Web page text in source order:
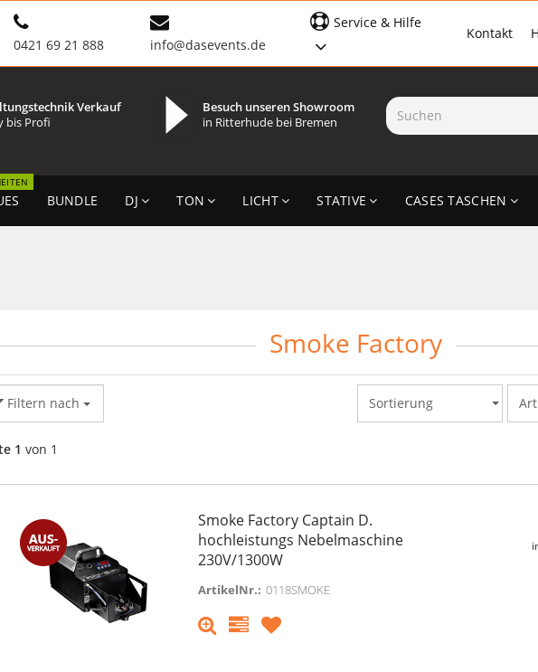
0421 69 21 888 info@dasevents.de
EMAIL-
Kontakt
Service & Hilfe
Verkauf
bis Profi
Besuch unseren Showroom
in Ritterhude bei Bremen
BUNDLE DJ TON LICHT STATIVE CASES TASCHEN
Smoke Factory
Filtern nach
1 von 1
Smoke Factory Captain D.
hochleistungs Nebelmaschine
230V/1300W
ArtikelNr.: 0118SMOKE